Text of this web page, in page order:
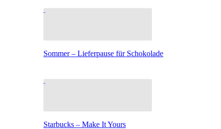
Sommer – Lieferpause für Schokolade
Starbucks – Make It Yours